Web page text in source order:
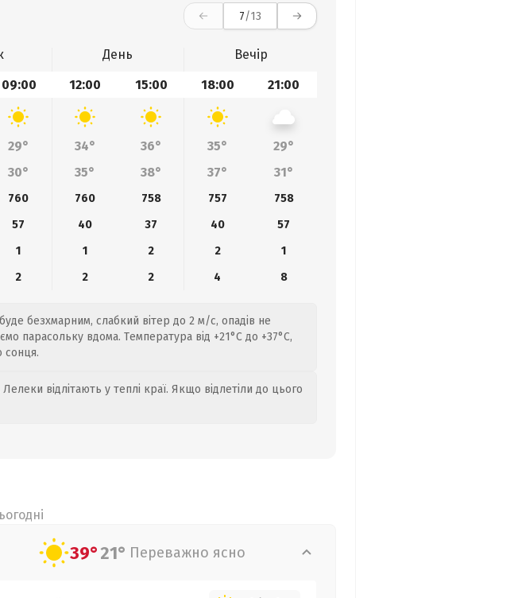
7/13
День
Вечір
09:00 12:00 15:00 18:00 21:00
29° 34° 36° 35°
29°
30° 35° 38° 37° 31°
760 760 758 757
758
57 40 37 40
57
1 1 2 2
1
2 2 2 4 8
безхмарним, слабкий вітер до 2 м/с, опадів не
парасольку вдома. Температура від +21°C до +37°C,
сонця.
відлітають у теплі краї. Якщо відлетіли до цього
39°21° Переважно ясно